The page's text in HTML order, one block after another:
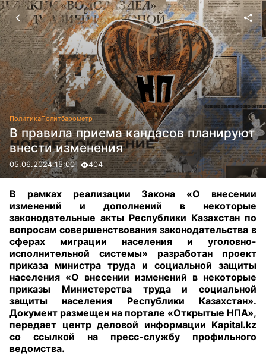
ПолитикаПолитбарометр
В правила приема кандасов планируют
внести изменения
05.06.2024 15:00 404
В рамках реализации Закона «О внесении
изменений и дополнений в некоторые
законодательные акты Республики Казахстан по
вопросам совершенствования законодательства в
сферах миграции населения и уголовно-
исполнительной системы» разработан проект
приказа министра труда и социальной защиты
населения «О внесении изменений в некоторые
приказы Министерства труда и социальной
защиты населения Республики Казахстан».
Документ размещен на портале «Открытые НПА»,
передает центр деловой информации Kapital.kz
со ссылкой на пресс-службу профильного
ведомства.